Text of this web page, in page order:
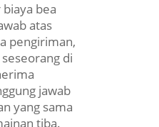
bea
atas
pengiriman,
di
jawab
yang sama
tiba.